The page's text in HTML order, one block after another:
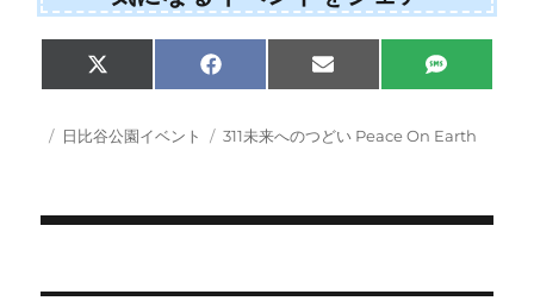
Share
on
X
(
w
i
r
Share
on
F
a
e
b
Share
on
E
m
i
l
Share
on
S
M
投 カ
日比谷公園イベント
タ
311未来へのつどい Peace On Earth
稿